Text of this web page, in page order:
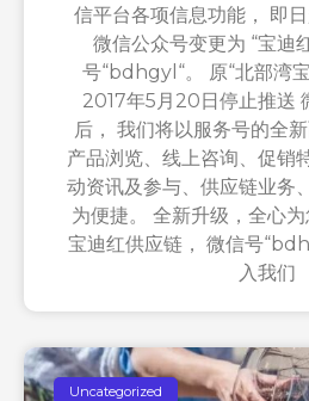
信平台各项信息功能， 即
微信公众号变更为 “宝迪
号“bdhgyl“。 原“北部湾
2017年5月20日停止推送
后， 我们将以服务号的全
产品浏览、线上咨询、促销
动资讯及参与、供应链业务
为便捷。 全新升级，全心
宝迪红供应链， 微信号
入我们
Uncategorized